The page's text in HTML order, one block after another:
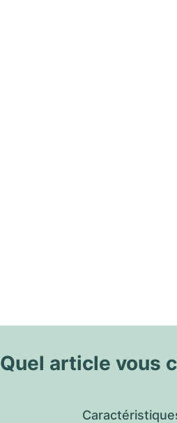
Quel article vous